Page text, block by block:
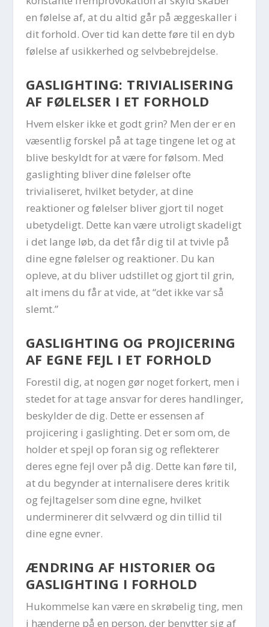
en følelse af, at du altid går på æggeskaller i
dit forhold. Over tid kan dette føre til en dyb
følelse af usikkerhed og selvbebrejdelse.
GASLIGHTING: TRIVIALISERING
AF FØLELSER I ET FORHOLD
Hvem elsker ikke et godt grin? Men der er en
væsentlig forskel på at tage tingene let og at
blive beskyldt for at være for følsom. Med
gaslighting bliver dine følelser ofte
trivialiseret, hvilket betyder, at dine
reaktioner og følelser bliver gjort til noget
ubetydeligt. Dette kan være utroligt skadeligt
i det lange løb, da det får dig til at tvivle på
dine egne følelser og reaktioner. Du kan
opleve, at du bliver udstillet og gjort til grin,
alt imens du får at vide, at “det ikke var så
slemt.”
GASLIGHTING OG PROJICERING
AF EGNE FEJL I ET FORHOLD
Forestil dig, at nogen gør noget forkert, men i
stedet for at tage ansvar for deres handlinger,
beskylder de dig. Dette er essensen af
projicering i gaslighting. Det er som om, de
holder et spejl op foran sig og reflekterer
deres egne fejl over på dig. Dette kan føre til,
at du begynder at internalisere deres kritik
og fejltagelser som dine egne, hvilket
underminerer dit selvværd og din tillid til
dine egne evner.
ÆNDRING AF HISTORIER OG
GASLIGHTING I FORHOLD
Hukommelse kan være en skrøbelig ting, men
i hænderne på en person, der benytter sig af